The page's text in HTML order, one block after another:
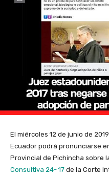
El miércoles 12 de junio de
Ecuador podrá pronunciarse
Provincial de Pichincha sobre
Consultiva 24- 17 de la Corte